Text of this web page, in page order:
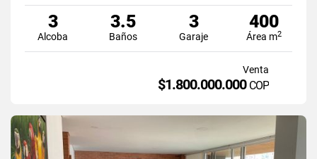
3
Alcoba
3.5
Baños
3
Garaje
400
Área m2
Venta
$1.800.000.000 COP